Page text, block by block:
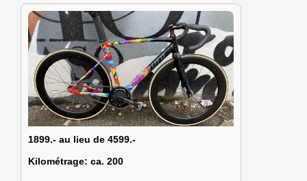
1899.- au lieu de 4599.-
Kilométrage: ca. 200